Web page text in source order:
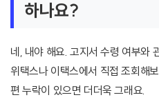
하나요?
네, 내야 해요. 고지서 수령 여부와
위택스나 이택스에서 직접 조회해
편 누락이 있으면 더더욱 그래요.